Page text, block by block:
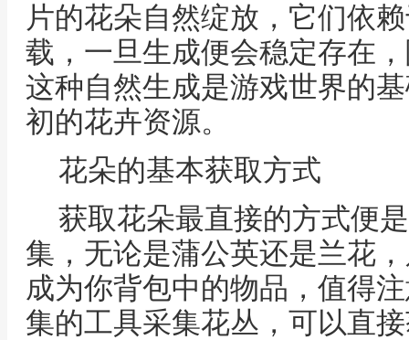
片的花朵自然绽放，它们依
载，一旦生成便会稳定存在
这种自然生成是游戏世界的
初的花卉资源。
花朵的基本获取方式
获取花朵最直接的方式便
集，无论是蒲公英还是兰花
成为你背包中的物品，值得
集的工具采集花丛，可以直